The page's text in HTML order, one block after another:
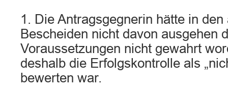
1. Die Antragsgegnerin hätte in den
Bescheiden nicht davon ausgehen
Voraussetzungen nicht gewahrt
deshalb die Erfolgskontrolle als
bewerten war.